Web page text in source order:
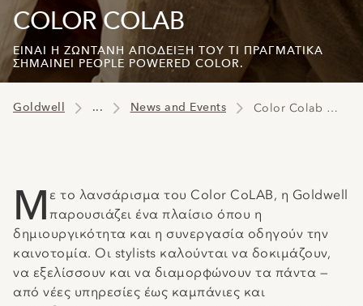
COLOR COLAB
ΕΊΝΑΙ Η ΖΩΝΤΑΝΉ ΑΠΌΔΕΙΞΗ ΤΟΥ ΤΙ ΠΡΑΓΜΑΤΙΚΆ
ΣΗΜΑΊΝΕΙ PEOPLE POWERED COLOR.
Goldwell ... News and Events Color Colab News
Μ ε το λανσάρισμα του Color CoLAB, η Goldwell
παρουσιάζει ένα πλαίσιο όπου η
δημιουργικότητα και η συνεργασία οδηγούν την
καινοτομία. Οι stylists καλούνται να δοκιμάζουν,
να εξελίσσουν και να διαμορφώνουν τα πάντα —
από νέες υπηρεσίες έως καμπάνιες και